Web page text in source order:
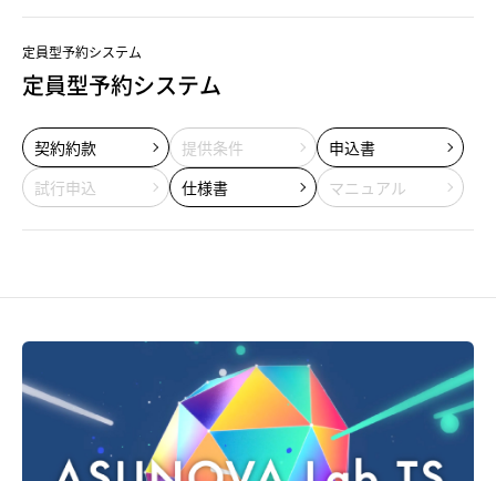
定員型予約システム
定員型予約システム
契約約款 提供条件
申込書
試行申込
仕様書 マニュアル